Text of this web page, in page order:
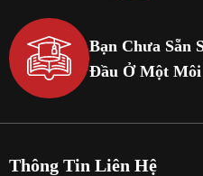
Bạn Chưa Sẵn
Đầu Ở Một
Thông Tin Liên Hệ